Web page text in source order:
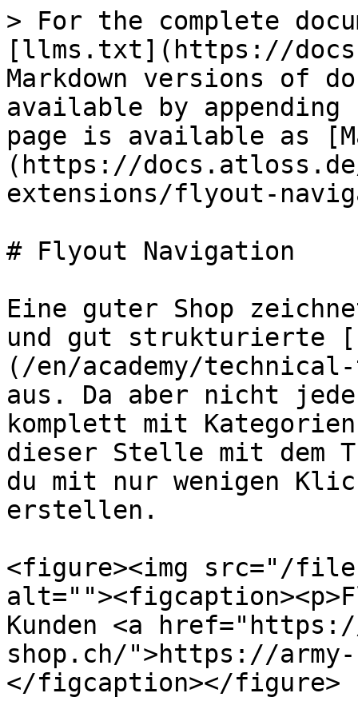
> For the complete
[llms.txt](https://
Markdown versions of
available by
page is available as
(https://
extensions/flyout-
# Flyout Navigation
Eine guter Shop
und gut strukturierte
(/en/academy/
aus. Da aber nicht
komplett mit
dieser Stelle mit dem
du mit nur wenigen
erstellen.
<figure><img src="/files/
Kunden <a
shop.ch/">https://army-
</figcaption></figure>